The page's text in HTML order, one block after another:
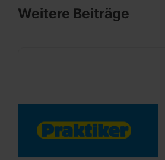
Weitere Beiträge